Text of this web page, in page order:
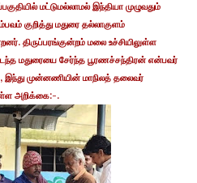
மட்டுமல்லாமல் இந்தியா முழுவதும்
குறித்து மதுரை தல்லாகுளம்
திருப்பரங்குன்றம் மலை உச்சியிலுள்ள
மதுரையை சேர்ந்த பூரணச்சந்திரன் என்பவர்
இந்து முன்னணியின் மாநிலத் தலைவர்
அறிக்கை:-.